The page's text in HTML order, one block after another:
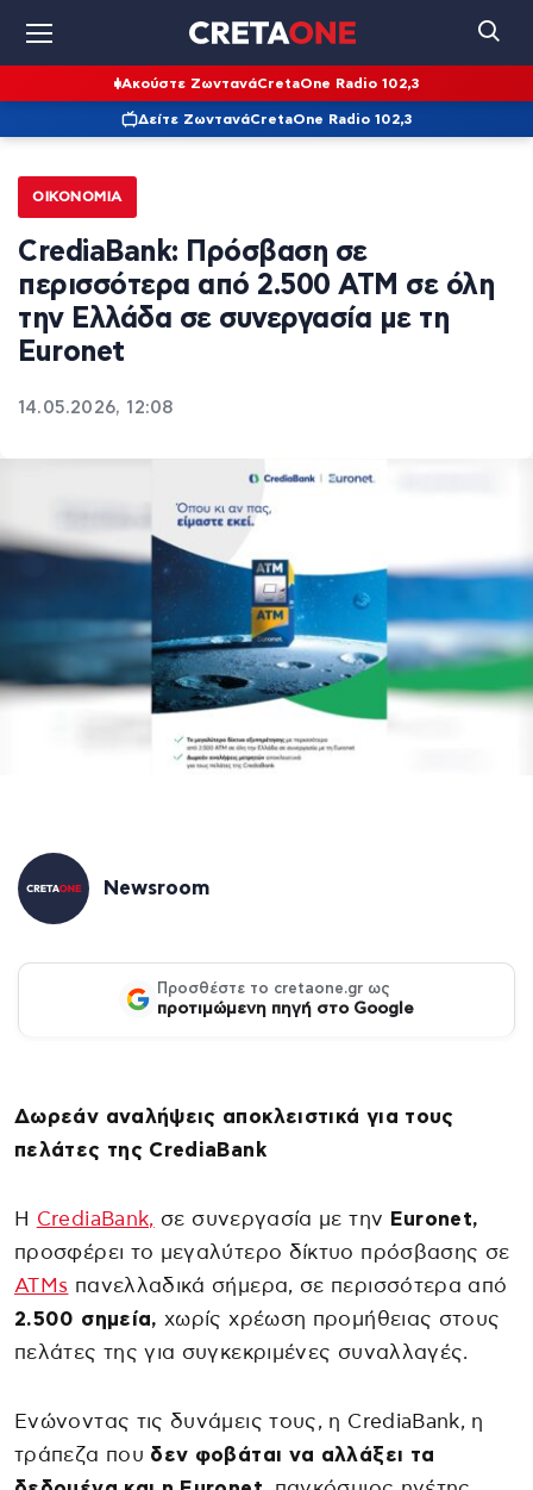
Ακούστε ΖωντανάCretaOne Radio 102,3
Δείτε ΖωντανάCretaOne Radio 102,3
ΟΙΚΟΝΟΜΊΑ
CrediaBank: Πρόσβαση σε
περισσότερα από 2.500 ΑΤΜ σε όλη
την Ελλάδα σε συνεργασία με τη
Euronet
14.05.2026, 12:08
Newsroom
Προσθέστε το cretaone.gr ως
προτιμώμενη πηγή στο Google
Δωρεάν αναλήψεις αποκλειστικά για τους
πελάτες της CrediaBank
Η CrediaBank, σε συνεργασία με την Euronet,
προσφέρει το μεγαλύτερο δίκτυο πρόσβασης σε
ΑΤΜs πανελλαδικά σήμερα, σε περισσότερα από
2.500 σημεία, χωρίς χρέωση προμήθειας στους
πελάτες της για συγκεκριμένες συναλλαγές.
Ενώνοντας τις δυνάμεις τους, η CrediaBank, η
τράπεζα που δεν φοβάται να αλλάξει τα